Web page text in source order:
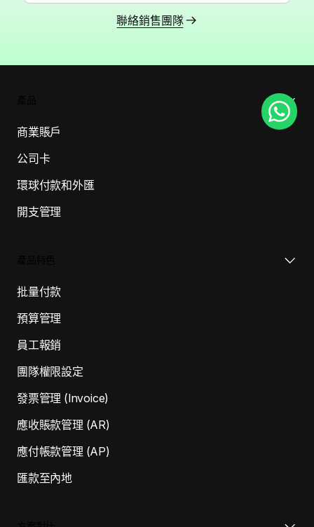
聯絡銷售團隊
商業賬戶
公司卡
環球付款和外匯
開支管理
批量付款
預算管理
員工報銷
團隊權限設定
發票管理 (Invoice)
應收賬款管理 (AR)
應付帳款管理 (AP)
匯款至內地